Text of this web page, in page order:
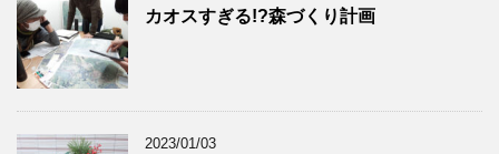
カオスすぎる!?森づくり計画
2023/01/03